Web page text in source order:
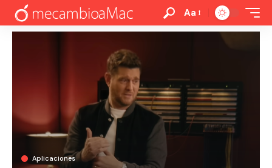
Aa
Aplicaciones